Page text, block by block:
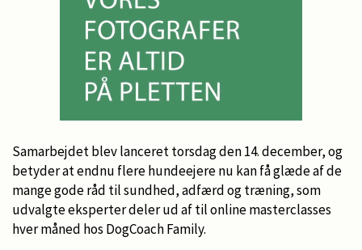
Samarbejdet blev lanceret torsdag den 14. december, og
betyder at endnu flere hundeejere nu kan få glæde af de
mange gode råd til sundhed, adfærd og træning, som
udvalgte eksperter deler ud af til online masterclasses
hver måned hos DogCoach Family.